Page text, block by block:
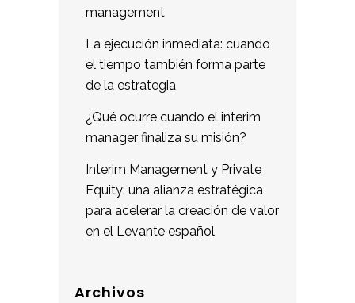
management
La ejecución inmediata: cuando
el tiempo también forma parte
de la estrategia
¿Qué ocurre cuando el interim
manager finaliza su misión?
Interim Management y Private
Equity: una alianza estratégica
para acelerar la creación de valor
en el Levante español
Archivos